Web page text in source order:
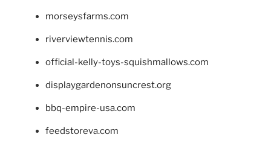
morseysfarms.com
riverviewtennis.com
official-kelly-toys-squishmallows.com
displaygardenonsuncrest.org
bbq-empire-usa.com
feedstoreva.com